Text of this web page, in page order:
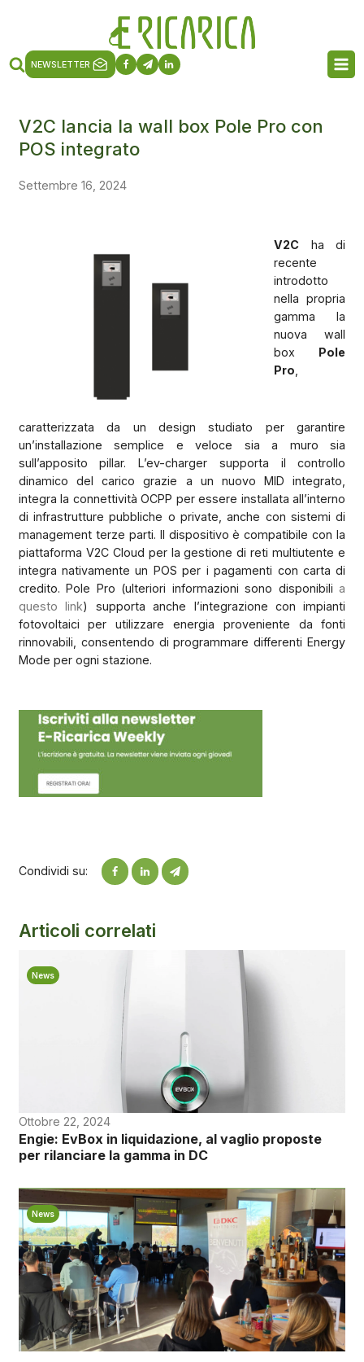
NEWSLETTER
V2C lancia la wall box Pole Pro con
POS integrato
Settembre 16, 2024
V2Cha di
recente
introdotto
nella propria
gamma la
nuova wall
box Pole
Pro
caratterizzata da un design studiato per garantire
un’installazione semplice e veloce sia a muro sia
sull’apposito pillar. L’ev-charger supporta il controllo
dinamico del carico grazie a un nuovo MID integrato,
integra la connettività OCPP per essere installata all’interno
di infrastrutture pubbliche o private, anche con sistemi di
management terze parti. Il dispositivo è compatibile con la
piattaforma V2C Cloud per la gestione di reti multiutente e
integra nativamente un POS per i pagamenti con carta di
credito. Pole Pro (ulteriori informazioni sono disponibilia
questo link) supporta anche l’integrazione con impianti
fotovoltaici per utilizzare energia proveniente da fonti
rinnovabili, consentendo di programmare differenti Energy
Mode per ogni stazione.
Condividi su:
Articoli correlati
News
Ottobre 22, 2024
Engie: EvBox in liquidazione, al vaglio proposte
per rilanciare la gamma in DC
News